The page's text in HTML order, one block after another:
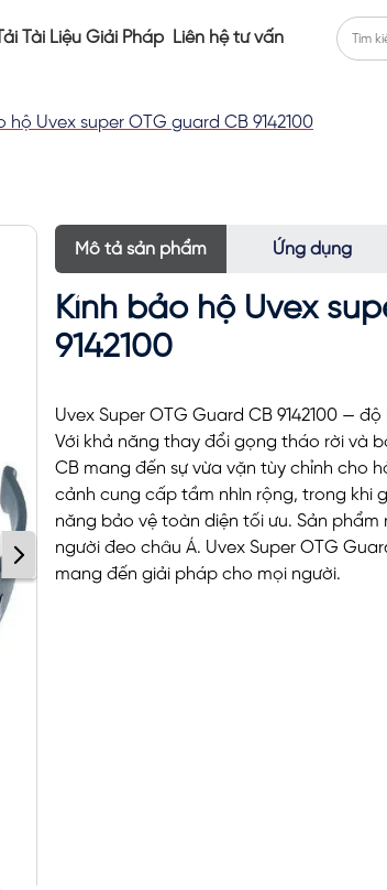
Tải Tài Liệu Giải Pháp Liên hệ tư vấn
hộ Uvex super OTG guard CB 9142100
Mô tả sản phẩm Ứng dụng
Kính bảo hộ Uvex
9142100
Uvex Super OTG Guard CB 9142100 —
Với khả năng thay đổi gọng tháo rời và
CB mang đến sự vừa vặn tùy chỉnh cho
cảnh cung cấp tầm nhìn rộng, trong khi
năng bảo vệ toàn diện tối ưu. Sản phẩm
người đeo châu Á. Uvex Super OTG
mang đến giải pháp cho mọi người.